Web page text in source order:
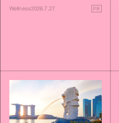
いこと毎日》シリーズが誕生
Wellness2026.7.27 PR